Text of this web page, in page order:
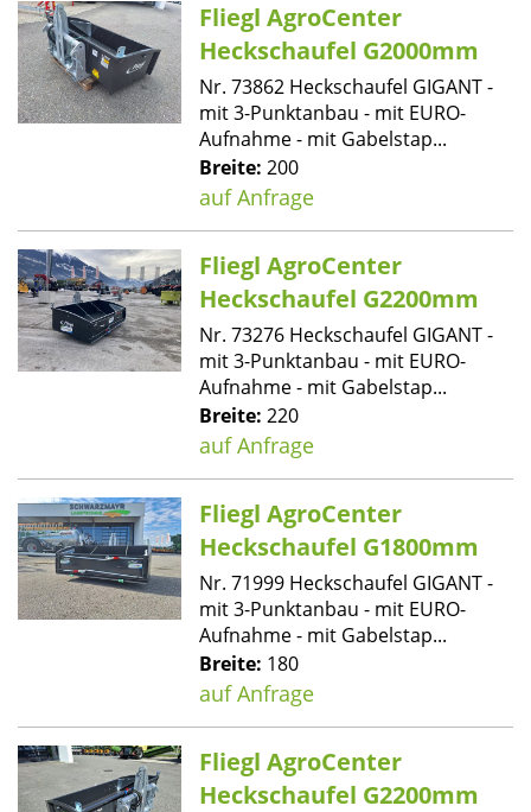
Fliegl AgroCenter
Heckschaufel G2000mm
Nr. 73862 Heckschaufel GIGANT -
mit 3-Punktanbau - mit EURO-
Aufnahme - mit Gabelstap...
Breite: 200
auf Anfrage
Fliegl AgroCenter
Heckschaufel G2200mm
Nr. 73276 Heckschaufel GIGANT -
mit 3-Punktanbau - mit EURO-
Aufnahme - mit Gabelstap...
Breite: 220
auf Anfrage
Fliegl AgroCenter
Heckschaufel G1800mm
Nr. 71999 Heckschaufel GIGANT -
mit 3-Punktanbau - mit EURO-
Aufnahme - mit Gabelstap...
Breite: 180
auf Anfrage
Fliegl AgroCenter
Heckschaufel G2200mm